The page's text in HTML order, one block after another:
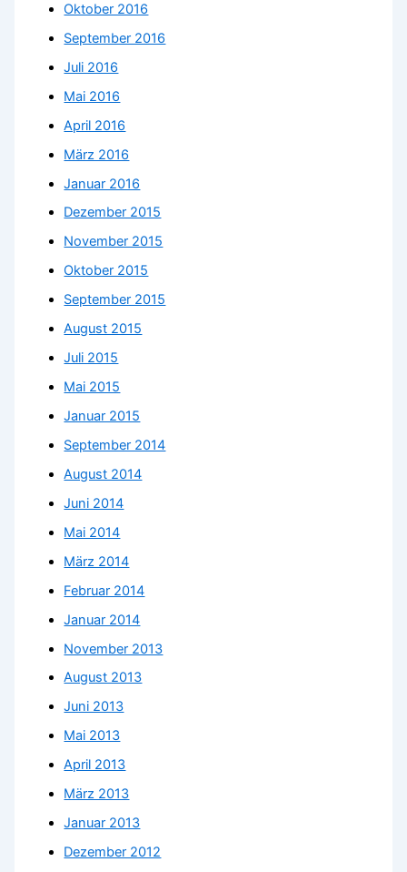
Oktober 2016
September 2016
Juli 2016
Mai 2016
April 2016
März 2016
Januar 2016
Dezember 2015
November 2015
Oktober 2015
September 2015
August 2015
Juli 2015
Mai 2015
Januar 2015
September 2014
August 2014
Juni 2014
Mai 2014
März 2014
Februar 2014
Januar 2014
November 2013
August 2013
Juni 2013
Mai 2013
April 2013
März 2013
Januar 2013
Dezember 2012